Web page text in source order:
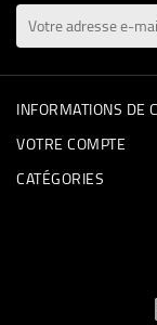
INFORMATIONS DE
VOTRE COMPTE
CATÉGORIES